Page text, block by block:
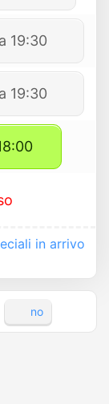
19:30
19:30
in arrivo
no